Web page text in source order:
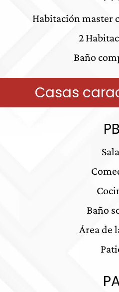
Habitación master
2
Baño
Casas
PB
Sala
Baño
Área de